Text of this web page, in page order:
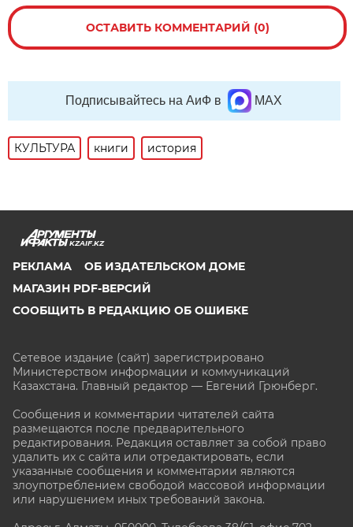
ОСТАВИТЬ КОММЕНТАРИЙ (0)
Подписывайтесь на АиФ в MAX
КУЛЬТУРА книги история
KZAIF.KZ
РЕКЛАМА
ОБ ИЗДАТЕЛЬСКОМ ДОМЕ
МАГАЗИН PDF-ВЕРСИЙ
СООБЩИТЬ В РЕДАКЦИЮ ОБ ОШИБКЕ
Сетевое издание (сайт) зарегистрировано
Министерством информации и коммуникаций
Казахстана. Главный редактор — Евгений Грюнберг.
Сообщения и комментарии читателей сайта
размещаются после предварительного
редактирования. Редакция оставляет за собой право
удалить их с сайта или отредактировать, если
указанные сообщения и комментарии являются
злоупотреблением свободой массовой информации
или нарушением иных требований закона.